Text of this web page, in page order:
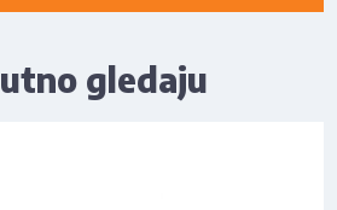
gledaju